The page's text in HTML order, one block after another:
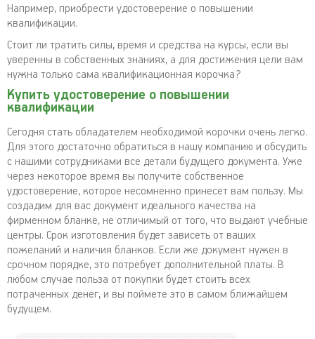
Например, приобрести удостоверение о повышении
квалификации.
Стоит ли тратить силы, время и средства на курсы, если вы
уверенны в собственных знаниях, а для достижения цели вам
нужна только сама квалификационная корочка?
Купить удостоверение о повышении
квалификации
Сегодня стать обладателем необходимой корочки очень легко.
Для этого достаточно обратиться в нашу компанию и обсудить
с нашими сотрудниками все детали будущего документа. Уже
через некоторое время вы получите собственное
удостоверение, которое несомненно принесет вам пользу. Мы
создадим для вас документ идеального качества на
фирменном бланке, не отличимый от того, что выдают учебные
центры. Срок изготовления будет зависеть от ваших
пожеланий и наличия бланков. Если же документ нужен в
срочном порядке, это потребует дополнительной платы. В
любом случае польза от покупки будет стоить всех
потраченных денег, и вы поймете это в самом ближайшем
будущем.